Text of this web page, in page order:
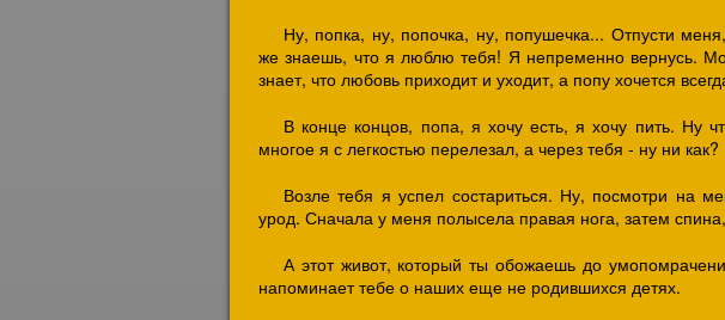
Ну, попка, ну, попочка, ну, попушечка... Отпусти
же знаешь, что я люблю тебя! Я непременно вернусь.
знает, что любовь приходит и уходит, а попу хочется
В конце концов, попа, я хочу есть, я хочу пить. Ну
многое я с легкостью перелезал, а через тебя - ну ни как?
Возле тебя я успел состариться. Ну, посмотри на
урод. Сначала у меня полысела правая нога, затем
А этот живот, который ты обожаешь до
напоминает тебе о наших еще не родившихся детях.